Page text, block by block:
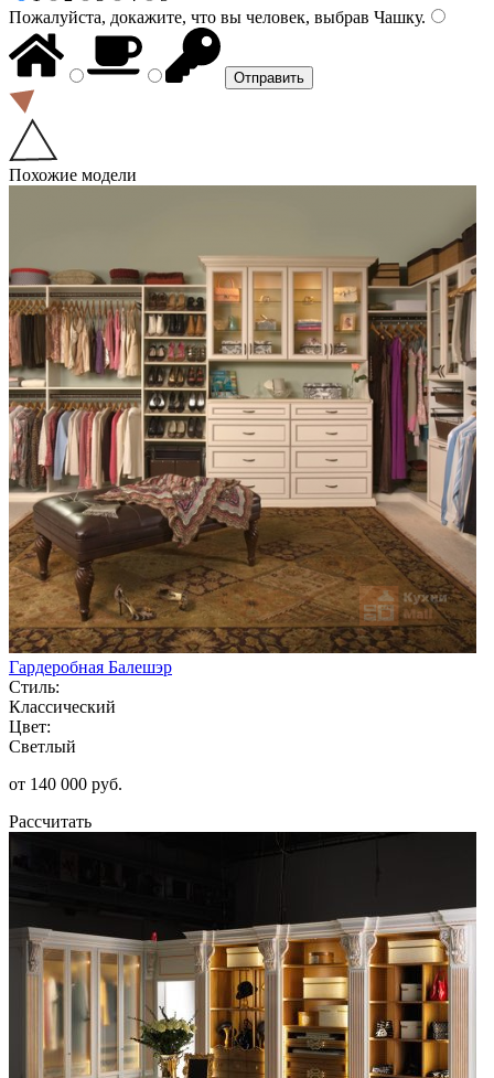
Пожалуйста, докажите, что вы человек, выбрав Чашку.
Похожие модели
Гардеробная Балешэр
Стиль:
Классический
Цвет:
Светлый
от 140 000 руб.
Рассчитать